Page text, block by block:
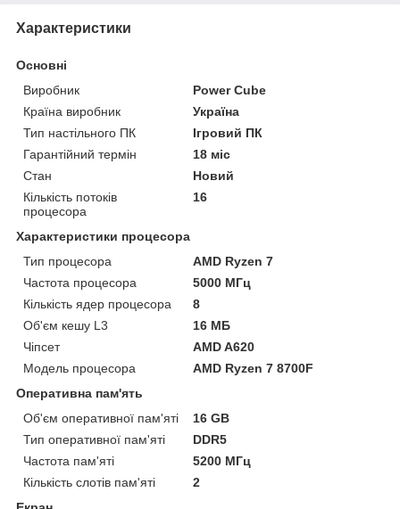
Характеристики
Основні
Виробник
Power Cube
Країна виробник
Україна
Тип настільного ПК
Ігровий ПК
Гарантійний термін
18 міс
Стан
Новий
Кількість потоків
процесора
16
Характеристики процесора
Тип процесора
AMD Ryzen 7
Частота процесора
5000 МГц
Кількість ядер процесора
8
Об'єм кешу L3
16 МБ
Чіпсет
AMD A620
Модель процесора
AMD Ryzen 7 8700F
Оперативна пам'ять
Об'єм оперативної пам'яті
16 GB
Тип оперативної пам'яті
DDR5
Частота пам'яті
5200 МГц
Кількість слотів пам'яті
2